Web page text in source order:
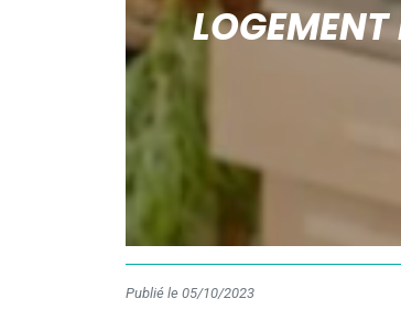
Publié le 05/10/2023